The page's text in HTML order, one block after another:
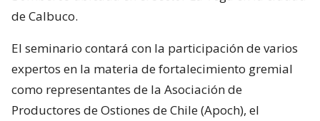
de Calbuco.
El seminario contará con la participación de varios
expertos en la materia de fortalecimiento gremial
como representantes de la Asociación de
Productores de Ostiones de Chile (Apoch), el